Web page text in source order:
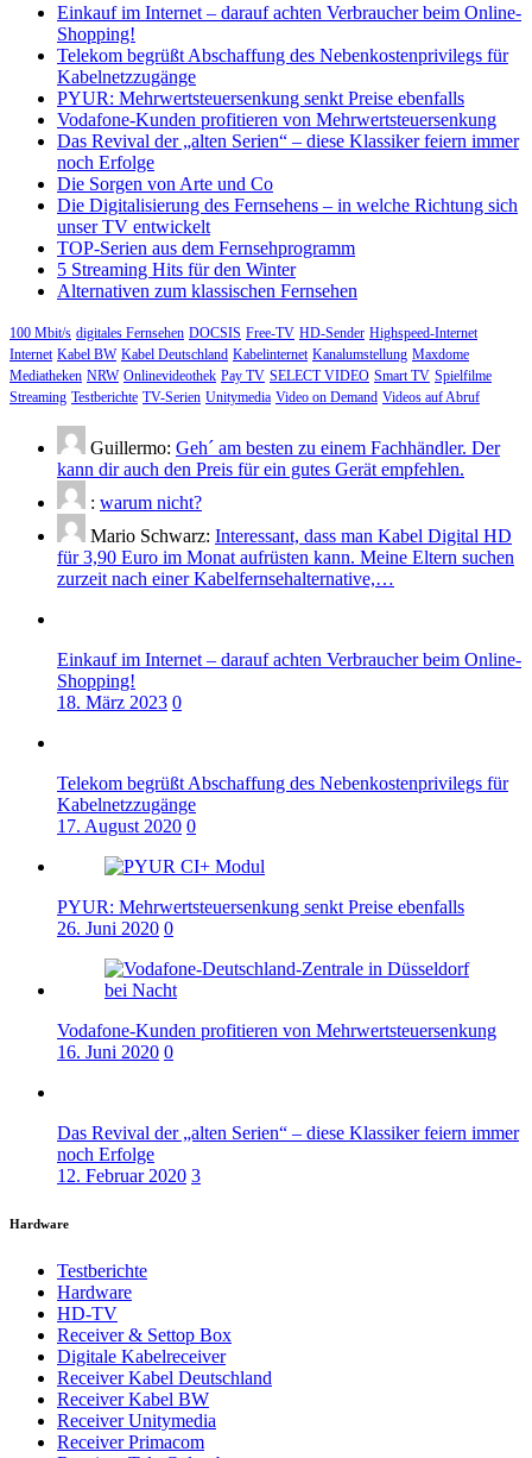
Einkauf im Internet – darauf achten Verbraucher beim Online-
Shopping!
Telekom begrüßt Abschaffung des Nebenkostenprivilegs für
Kabelnetzzugänge
PYUR: Mehrwertsteuersenkung senkt Preise ebenfalls
Vodafone-Kunden profitieren von Mehrwertsteuersenkung
Das Revival der „alten Serien“ – diese Klassiker feiern immer
noch Erfolge
Die Sorgen von Arte und Co
Die Digitalisierung des Fernsehens – in welche Richtung sich
unser TV entwickelt
TOP-Serien aus dem Fernsehprogramm
5 Streaming Hits für den Winter
Alternativen zum klassischen Fernsehen
100 Mbit/s digitales Fernsehen DOCSIS Free-TV HD-Sender Highspeed-Internet
Internet Kabel BW Kabel Deutschland Kabelinternet Kanalumstellung Maxdome
Mediatheken NRW Onlinevideothek Pay TV SELECT VIDEO Smart TV Spielfilme
Streaming Testberichte TV-Serien Unitymedia Video on Demand Videos auf Abruf
Guillermo: Geh´ am besten zu einem Fachhändler. Der
kann dir auch den Preis für ein gutes Gerät empfehlen.
: warum nicht?
Mario Schwarz: Interessant, dass man Kabel Digital HD
für 3,90 Euro im Monat aufrüsten kann. Meine Eltern suchen
zurzeit nach einer Kabelfernsehalternative,…
Einkauf im Internet – darauf achten Verbraucher beim Online-
Shopping!
18. März 2023 0
Telekom begrüßt Abschaffung des Nebenkostenprivilegs für
Kabelnetzzugänge
17. August 2020 0
PYUR: Mehrwertsteuersenkung senkt Preise ebenfalls
26. Juni 2020 0
Vodafone-Kunden profitieren von Mehrwertsteuersenkung
16. Juni 2020 0
Das Revival der „alten Serien“ – diese Klassiker feiern immer
noch Erfolge
12. Februar 2020 3
Hardware
Testberichte
Hardware
HD-TV
Receiver & Settop Box
Digitale Kabelreceiver
Receiver Kabel Deutschland
Receiver Kabel BW
Receiver Unitymedia
Receiver Primacom